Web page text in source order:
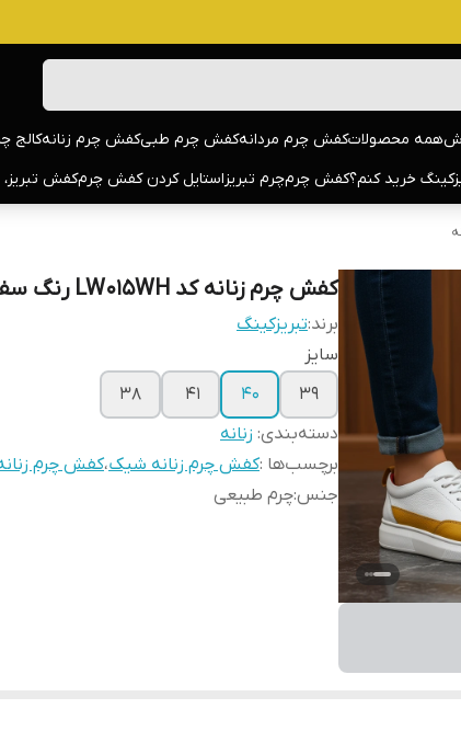
همه محصولاتکفش چرم مردانهکفش چرم طبیکفش چرم زنانهکالج
خرید کنم؟کفش چرمچرم تبریزاستایل کردن کفش چرمکفش
کفش چرم زنانه کد LW015WH رنگ سفید
برند:تبریزکینگ
سایز
39
40
41
۳۸
دسته‌بندی: زنانه
برچسب‌ها :کفش چرم زنانه شیک،کفش چرم
جنس:چرم طبیعی